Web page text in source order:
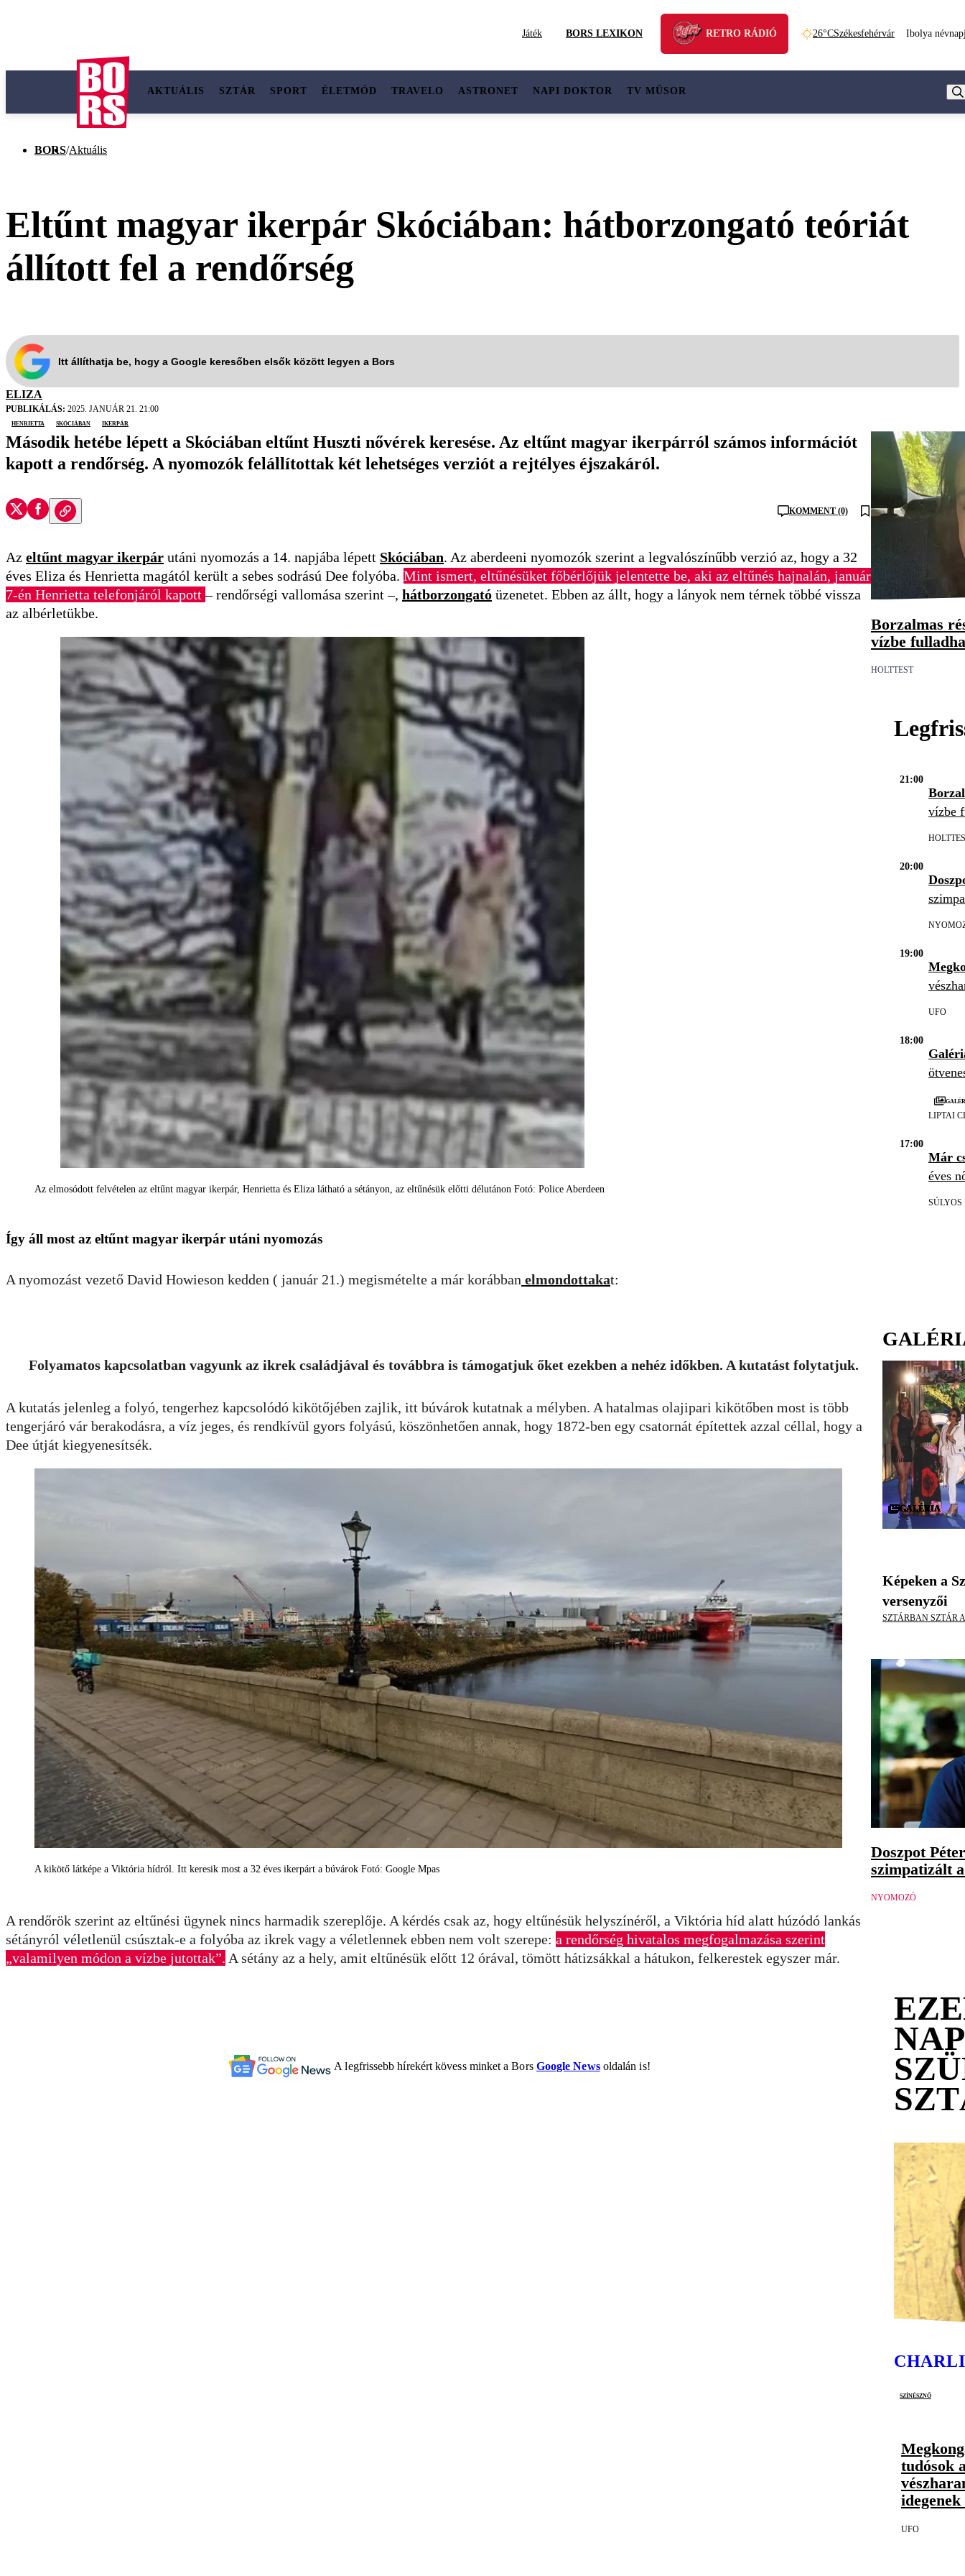
Játék BORS LEXIKON RETRO RÁDIÓ 26°CSzékesfehérvár Ibolya
AKTUÁLIS SZTÁR SPORT ÉLETMÓD TRAVELO ASTRONET NAPI DOKTOR TV MŰSOR
BORS/Aktuális
Eltűnt magyar ikerpár Skóciában: hátborzongató teóriát
állított fel a rendőrség
Itt állíthatja be, hogy a Google keresőben elsők között legyen a Bors
ELIZA
PUBLIKÁLÁS: 2025. JANUÁR 21. 21:00
Henrietta
Skóciában ikerpár
Második hetébe lépett a Skóciában eltűnt Huszti nővérek keresése. Az eltűnt magyar ikerpárról számos információt
kapott a rendőrség. A nyomozók felállítottak két lehetséges verziót a rejtélyes éjszakáról.
KOMMENT (0)
Az eltűnt magyar ikerpár utáni nyomozás a 14. napjába lépett Skóciában. Az aberdeeni nyomozók szerint a legvalószínűbb verzió az, hogy a 32
éves Eliza és Henrietta magától került a sebes sodrású Dee folyóba. Mint ismert, eltűnésüket főbérlőjük jelentette be, aki az eltűnés hajnalán, január
7-én Henrietta telefonjáról kapott– rendőrségi vallomása szerint –, hátborzongató üzenetet. Ebben az állt, hogy a lányok nem térnek többé vissza
az albérletükbe.
Az elmosódott felvételen az eltűnt magyar ikerpár, Henrietta és Eliza látható a sétányon, az eltűnésük előtti délutánon Fotó: Police Aberdeen
Így áll most az eltűnt magyar ikerpár utáni nyomozás
A nyomozást vezető David Howieson kedden ( január 21.) megismételte a már korábban elmondottakat:
Folyamatos kapcsolatban vagyunk az ikrek családjával és továbbra is támogatjuk őket ezekben a nehéz időkben. A kutatást folytatjuk.
A kutatás jelenleg a folyó, tengerhez kapcsolódó kikötőjében zajlik, itt búvárok kutatnak a mélyben. A hatalmas olajipari kikötőben most is több
tengerjáró vár berakodásra, a víz jeges, és rendkívül gyors folyású, köszönhetően annak, hogy 1872-ben egy csatornát építettek azzal céllal, hogy a
Dee útját kiegyenesítsék.
A kikötő látképe a Viktória hídról. Itt keresik most a 32 éves ikerpárt a búvárok Fotó: Google Mpas
A rendőrök szerint az eltűnési ügynek nincs harmadik szereplője. A kérdés csak az, hogy eltűnésük helyszínéről, a Viktória híd alatt húzódó lankás
sétányról véletlenül csúsztak-e a folyóba az ikrek vagy a véletlennek ebben nem volt szerepe: a rendőrség hivatalos megfogalmazása szerint
„valamilyen módon a vízbe jutottak”. A sétány az a hely, amit eltűnésük előtt 12 órával, tömött hátizsákkal a hátukon, felkerestek egyszer már.
A legfrissebb hírekért kövess minket a Bors Google Newsoldalán is!
Borzalmas
vízbe
HOLTTEST
21:00
vízbe
20:00
19:00
UFO
18:00
LIPTAI
17:00
Már
éves
GALÉRIA
GALÉRIA
GALÉRIA
GALÉRIA
GALÉRIA
GALÉRIA
GALÉRIA
GALÉRIA
GALÉRIA
GALÉRIA
GALÉRIA
GALÉRIA
GALÉRIA
GALÉRIA
GALÉRIA
GALÉRIA
GALÉRIA
GALÉRIA
GALÉRIA
GALÉRIA
GALÉRIA
GALÉRIA
GALÉRIA
GALÉRIA
GALÉRIA
GALÉRIA
GALÉRIA
GALÉRIA
GALÉRIA
GALÉRIA
Képeken a
versenyzői
SZTÁRBAN SZTÁR
Doszpot
szimpatizált
NYOMOZÓ
színésznő
tudósok
UFO